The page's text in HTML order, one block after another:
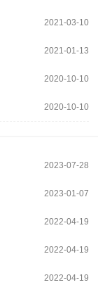
2021-03-10
2021-01-13
2020-10-10
2020-10-10
2023-07-28
2023-01-07
2022-04-19
2022-04-19
2022-04-19